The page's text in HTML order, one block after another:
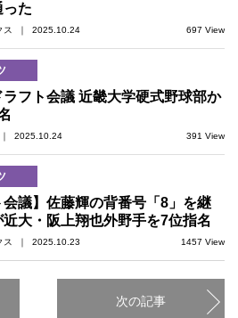
った
ス ｜ 2025.10.24 697 View
ラフト会議 近畿大学硬式野球部か
2025.10.24 391 View
会議】佐藤輝の背番号「8」を継
大・阪上翔也外野手を7位指名
ス ｜ 2025.10.23 1457 View
次の記事